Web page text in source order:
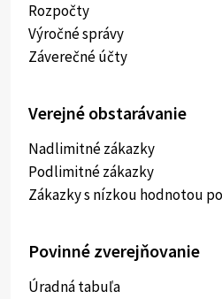
Rozpočty
Výročné správy
Záverečné účty
Verejné obstarávanie
Nadlimitné zákazky
Podlimitné zákazky
Zákazky s nízkou hodnotou
Povinné zverejňovanie
Úradná tabuľa